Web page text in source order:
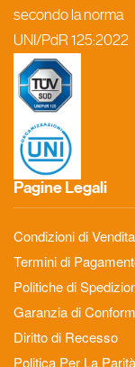
secondo la norma
UNI/PdR 125:2022
Pagine Legali
Condizioni di Vendita
Termini di
Politiche di
Garanzia di
Diritto di Recesso
Politica Per La